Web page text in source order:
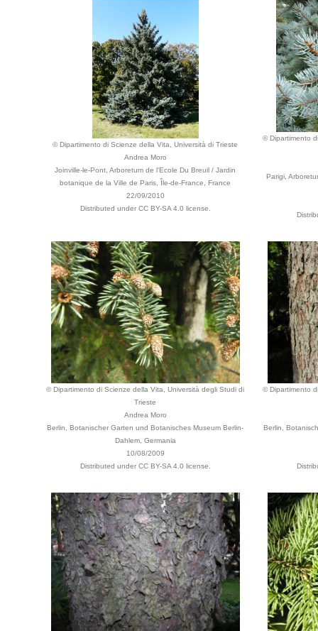
© Dipartimento di Scienze della Vita, Università di Trieste
Andrea Moro
Joinville-le-Pont, Arboretum de l'Ecole Du Breuil / Jardin
botanique de la Ville de Paris, Île-de-France, France
22/09/2010
Distributed under CC BY-SA 4.0 license.
© Dipartimento
Parigi,
© Dipartimento di Scienze della Vita, Università degli Studi di
Trieste
Andrea Moro
Berlin, Botanischer Garten und Botanisches Museum Berlin-
Dahlem, Germania
10/08/2009
Distributed under CC BY-SA 4.0 license.
© Dipartimento
Berlin,